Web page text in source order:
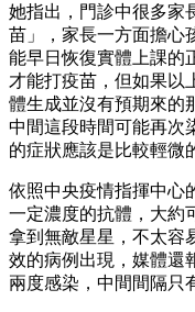
她指出，門診中很多家
苗」，家長一方面擔心
能早日恢復實體上課的
才能打疫苗，但如果以
體生成並沒有預期來的
中間這段時間可能再次
的症狀應該是比較輕微
依照中央疫情指揮中心
一定濃度的抗體，大約
拿到無敵星星，不太容
效的病例出現，媒體還
兩度感染，中間間隔只